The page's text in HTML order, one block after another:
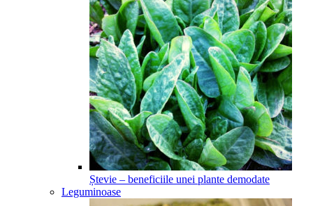
Ștevie – beneficiile unei plante demodate
Leguminoase